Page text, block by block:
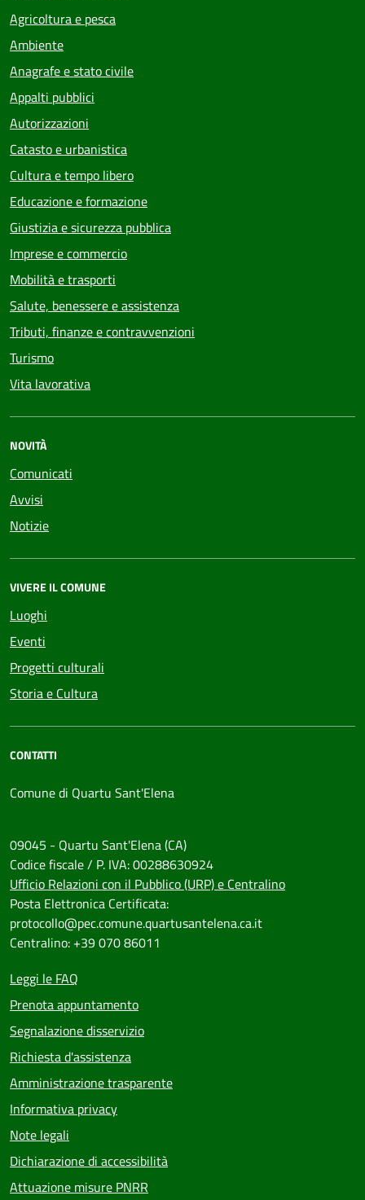
Agricoltura e pesca
Ambiente
Anagrafe e stato civile
Appalti pubblici
Autorizzazioni
Catasto e urbanistica
Cultura e tempo libero
Educazione e formazione
Giustizia e sicurezza pubblica
Imprese e commercio
Mobilità e trasporti
Salute, benessere e assistenza
Tributi, finanze e contravvenzioni
Turismo
Vita lavorativa
NOVITÀ
Comunicati
Avvisi
Notizie
VIVERE IL COMUNE
Luoghi
Eventi
Progetti culturali
Storia e Cultura
CONTATTI
Comune di Quartu Sant'Elena
09045 - Quartu Sant'Elena (CA)
Codice fiscale / P. IVA: 00288630924
Ufficio Relazioni con il Pubblico (URP) e Centralino
Posta Elettronica Certificata:
protocollo@pec.comune.quartusantelena.ca.it
Centralino: +39 070 86011
Leggi le FAQ
Prenota appuntamento
Segnalazione disservizio
Richiesta d'assistenza
Amministrazione trasparente
Informativa privacy
Note legali
Dichiarazione di accessibilità
Attuazione misure PNRR